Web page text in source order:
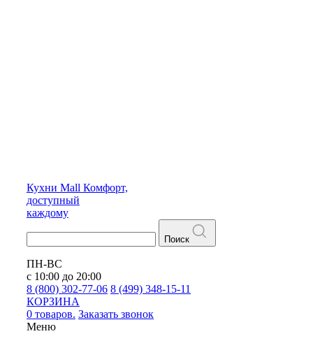
Кухни Mall Комфорт,
доступный
каждому
Поиск
ПН-ВС
с 10:00 до 20:00
8 (800) 302-77-06 8 (499) 348-15-11
КОРЗИНА
0 товаров. Заказать звонок
Меню